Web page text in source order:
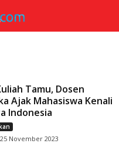
Tamu, Dosen
Ajak Mahasiswa Kenali
Indonesia
25 November 2023